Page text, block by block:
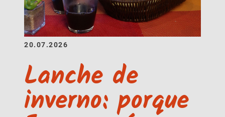
20.07.2026
Lanche de
inverno: porque